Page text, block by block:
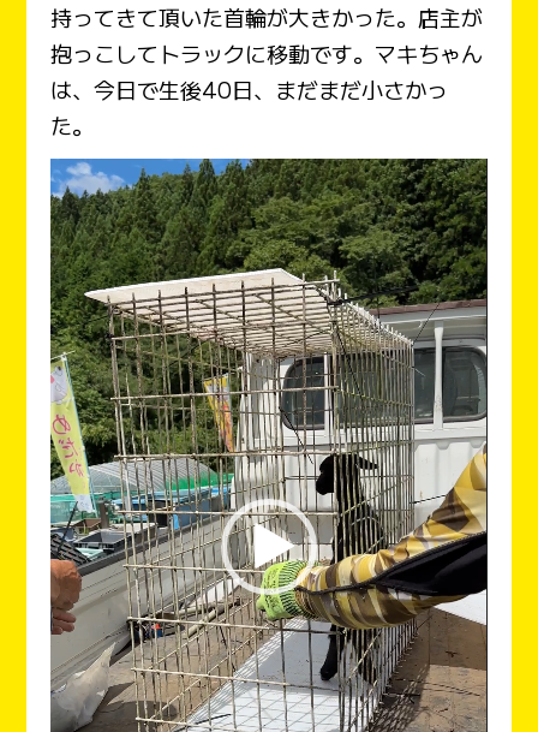
持ってきて頂いた首輪が大きかった。店主が
抱っこしてトラックに移動です。マキちゃん
は、今日で生後40日、まだまだ小さかっ
た。
動
画
プ
レ
ー
ヤ
ー